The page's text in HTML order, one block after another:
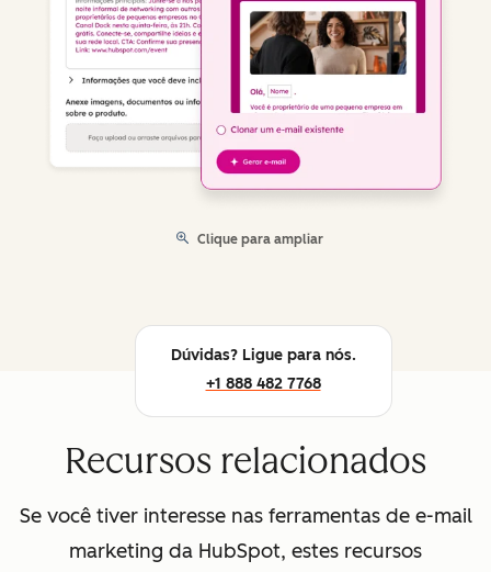
Clique para ampliar
Dúvidas? Ligue para nós.
+1 888 482 7768
Recursos relacionados
Se você tiver interesse nas ferramentas de e-mail
marketing da HubSpot, estes recursos